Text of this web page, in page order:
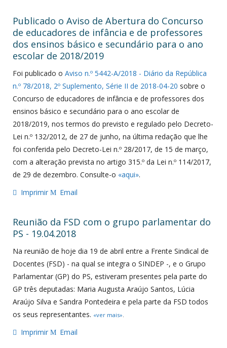
Publicado o Aviso de Abertura do Concurso
de educadores de infância e de professores
dos ensinos básico e secundário para o ano
escolar de 2018/2019
Foi publicado o Aviso n.º 5442-A/2018 - Diário da República
n.º 78/2018, 2º Suplemento, Série II de 2018-04-20 sobre o
Concurso de educadores de infância e de professores dos
ensinos básico e secundário para o ano escolar de
2018/2019, nos termos do previsto e regulado pelo Decreto-
Lei n.º 132/2012, de 27 de junho, na última redação que lhe
foi conferida pelo Decreto-Lei n.º 28/2017, de 15 de março,
com a alteração prevista no artigo 315.º da Lei n.º 114/2017,
de 29 de dezembro. Consulte-o «aqui».
Imprimir
Email
Reunião da FSD com o grupo parlamentar do
PS - 19.04.2018
Na reunião de hoje dia 19 de abril entre a Frente Sindical de
Docentes (FSD) - na qual se integra o SINDEP -, e o Grupo
Parlamentar (GP) do PS, estiveram presentes pela parte do
GP três deputadas: Maria Augusta Araújo Santos, Lúcia
Araújo Silva e Sandra Pontedeira e pela parte da FSD todos
os seus representantes. «ver mais».
Imprimir Email